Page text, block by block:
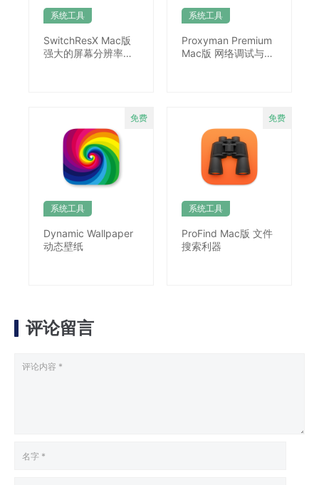
系统工具
SwitchResX Mac版
强大的屏幕分辨率修
系统工具
Proxyman Premium
Mac版 网络调试与抓
系统工具
Dynamic Wallpaper
动态壁纸
系统工具
ProFind Mac版 文件
搜索利器
评论留言